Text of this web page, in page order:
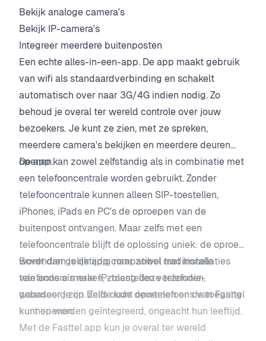
Bekijk analoge camera's
Bekijk IP-camera's
Integreer meerdere buitenposten
Een echte alles-in-een-app. De app maakt gebruik
van wifi als standaardverbinding en schakelt
automatisch over naar 3G/4G indien nodig. Zo
behoud je overal ter wereld controle over jouw
bezoekers. Je kunt ze zien, met ze spreken,
meerdere camera's bekijken en meerdere deuren
openen.
De app kan zowel zelfstandig als in combinatie met
een telefooncentrale worden gebruikt. Zonder
telefooncentrale kunnen alleen SIP-toestellen,
iPhones, iPads en PC's de oproepen van de
buitenpost ontvangen. Maar zelfs met een
telefooncentrale blijft de oplossing uniek: de oproep
wordt dan gelijktijdig naar zowel traditionele
telefoons als naar IP-toestellen verzonden,
waardoor je op beide kunt opnemen en de toegang
kunt openen.
Bovendien is de app compatibel met installaties
van andere merken, zolang deze telefonie-
gebaseerd zijn. Zelfs oude deurtelefoons van Fasttel
kunnen worden geïntegreerd, ongeacht hun leeftijd.
Met de Fasttel app kun je overal ter wereld